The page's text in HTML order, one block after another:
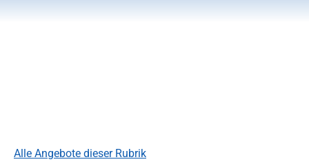
Alle Angebote dieser Rubrik